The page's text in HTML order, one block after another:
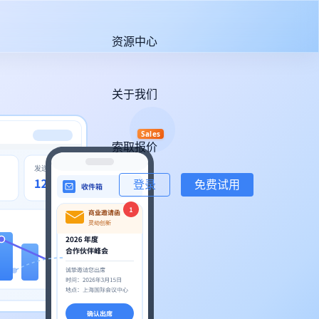
资源中心
关于我们
索取报价
Sales
登录 免费试用